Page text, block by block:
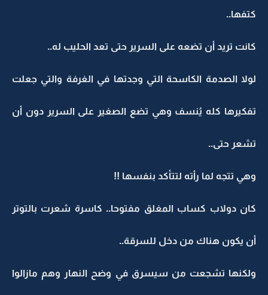
كتفها..
كانت تريد أن تضعه على السرير حتى تعد الحليب له..
لولا الصدمة الكاسحة التي وجدتها في الغرفة والتي جعلت
تفكيرها كله يُنسف وهي تضع الصغير على السرير دون أن
تشعر حتى..
وهي تتجه لما رأته لتتأكد بنفسها !!
كان دولاب كساب المغلق مفتوحا.. كاسرة شعرت بالتوتر
أن يكون هناك من دخل للسرقة..
ولكنها تشجعت من سيسرق في وضح النهار وهم مازالوا